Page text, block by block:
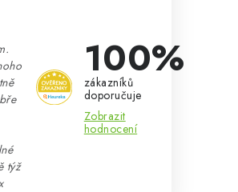
týž
100%
zákazníků
doporučuje
Zobrazit
hodnocení